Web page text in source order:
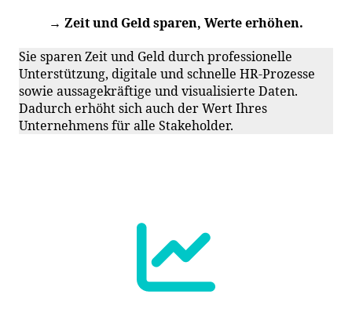
→ Zeit und Geld sparen, Werte erhöhen.
Sie sparen Zeit und Geld durch professionelle
Unterstützung, digitale und schnelle HR-Prozesse
sowie aussagekräftige und visualisierte Daten.
Dadurch erhöht sich auch der Wert Ihres
Unternehmens für alle Stakeholder.